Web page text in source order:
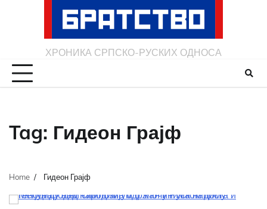
ХРОНИКА СРПСКО-РУСКИХ ОДНОСА
Tag: Гидеон Грајф
Home Гидеон Грајф